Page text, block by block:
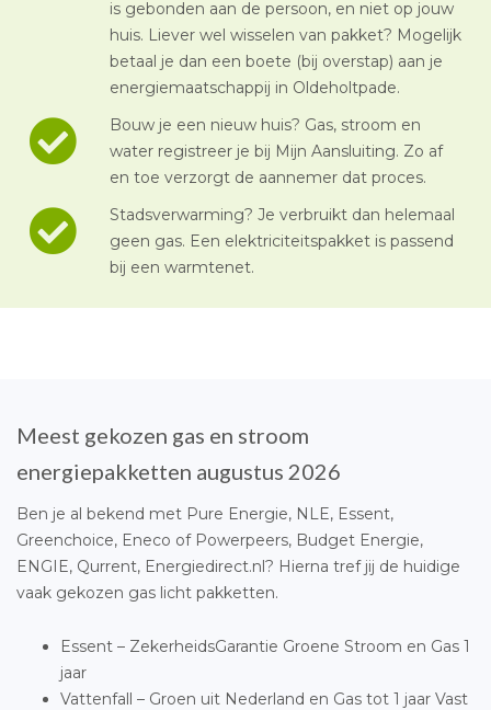
is gebonden aan de persoon, en niet op jouw
huis. Liever wel wisselen van pakket? Mogelijk
betaal je dan een boete (bij overstap) aan je
energiemaatschappij in Oldeholtpade.
Bouw je een nieuw huis? Gas, stroom en
water registreer je bij Mijn Aansluiting. Zo af
en toe verzorgt de aannemer dat proces.
Stadsverwarming? Je verbruikt dan helemaal
geen gas. Een elektriciteitspakket is passend
bij een warmtenet.
Meest gekozen gas en stroom
energiepakketten augustus 2026
Ben je al bekend met Pure Energie, NLE, Essent,
Greenchoice, Eneco of Powerpeers, Budget Energie,
ENGIE, Qurrent, Energiedirect.nl? Hierna tref jij de huidige
vaak gekozen gas licht pakketten.
Essent – ZekerheidsGarantie Groene Stroom en Gas 1
jaar
Vattenfall – Groen uit Nederland en Gas tot 1 jaar Vast